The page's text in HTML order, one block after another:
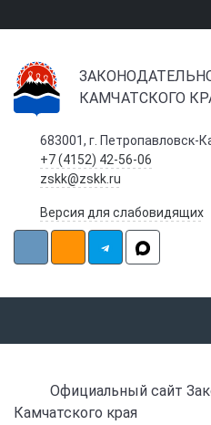
КАМЧАТСКОГО
683001, г. Петропавловск-
+7 (4152) 42-56-06
zskk@zskk.ru
Версия для слабовидящих
Официальный сайт
Камчатского края